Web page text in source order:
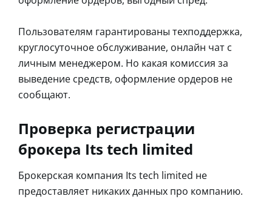
Пользователям гарантированы техподдержка,
круглосуточное обслуживание, онлайн чат с
личным менеджером. Но какая комиссия за
выведение средств, оформление ордеров не
сообщают.
Проверка регистрации
брокера Its tech limited
Брокерская компания Its tech limited не
предоставляет никаких данных про компанию.